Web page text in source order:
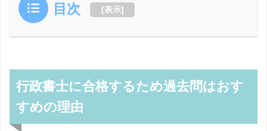
目次 [表示]
行政書士に合格するため過去問はおす
すめの理由